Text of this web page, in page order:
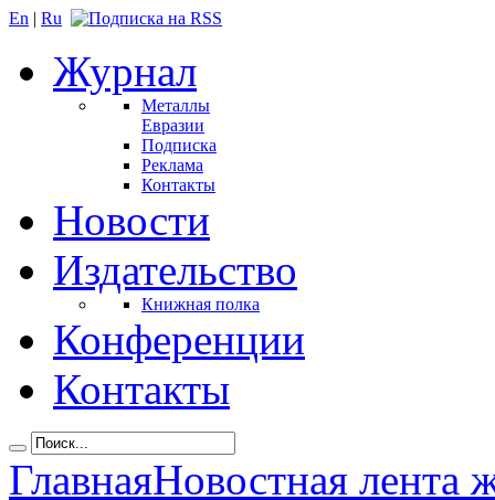
En | Ru
Журнал
Металлы
Евразии
Подписка
Реклама
Контакты
Новости
Издательство
Книжная полка
Конференции
Контакты
ГлавнаяНовостная лента